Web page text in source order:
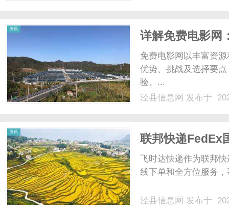
资讯
详解免费电影网
免费电影网以丰富资
优势、挑战及选择要
验。...
泾县信息网 发布于
资讯
联邦快递FedEx
位服务解析
飞时达快递作为联邦
线下单和全方位服务
泾县信息网 发布于